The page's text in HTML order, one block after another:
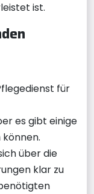
ist.
für
es gibt einige
über die
klar zu